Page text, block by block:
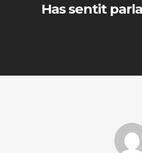
Has sentit